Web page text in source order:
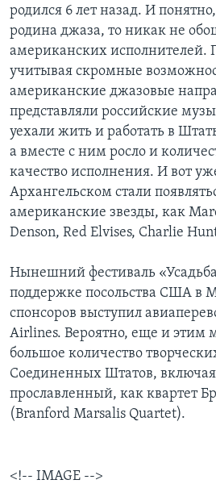
родился 6 лет назад. И
родина джаза, то никак не
американских исполнителей.
учитывая скромные
американские джазовые
представляли российские
уехали жить и работать в
а вместе с ним росло и
качество исполнения. И вот
Архангельском стали
американские звезды, как
Denson, Red Elvises, Charlie
Нынешний фестиваль
поддержке посольства США в
спонсоров выступил
Airlines. Вероятно, еще и этим
большое количество
Соединенных Штатов,
прославленный, как квартет
(Branford Marsalis Quartet).
<!-- IMAGE -->